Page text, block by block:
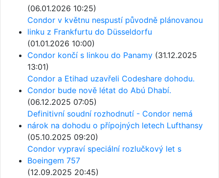
(06.01.2026 10:25)
Condor v květnu nespustí původně plánovanou
linku z Frankfurtu do Düsseldorfu
(01.01.2026 10:00)
Condor končí s linkou do Panamy (31.12.2025
13:01)
Condor a Etihad uzavřeli Codeshare dohodu.
Condor bude nově létat do Abú Dhabí.
(06.12.2025 07:05)
Definitivní soudní rozhodnutí - Condor nemá
nárok na dohodu o přípojných letech Lufthansy
(05.10.2025 09:20)
Condor vypraví speciální rozlučkový let s
Boeingem 757
(12.09.2025 20:45)